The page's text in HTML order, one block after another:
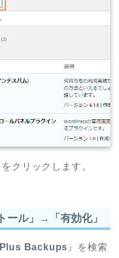
クリックします。
ール」→「有効化」
Backups』を検索